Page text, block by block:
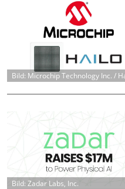
Bild: Microchip Technology Inc. /
Bild: Zadar Labs, Inc.